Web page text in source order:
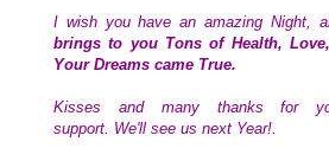
I wish you have an amazing Night,
brings to you Tons of Health,
Your Dreams came True.
Kisses and many thanks for
support. We'll see us next Year!.